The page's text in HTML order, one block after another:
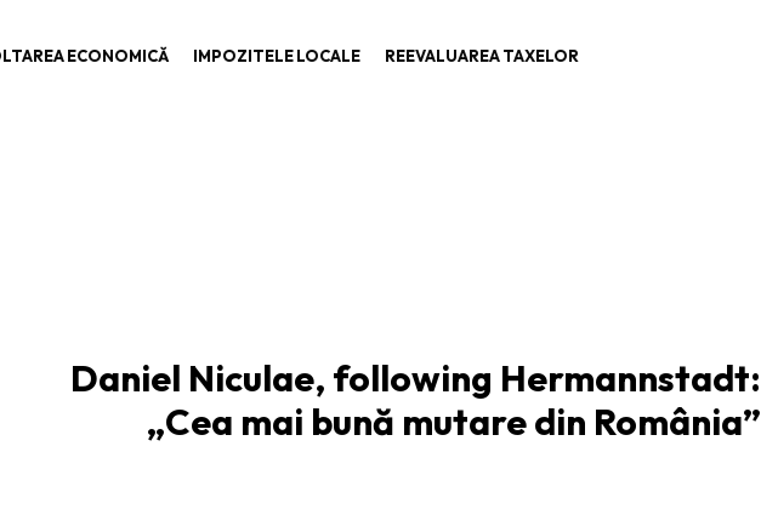
ECONOMICĂ IMPOZITELE LOCALE REEVALUAREA TAXELOR
Daniel Niculae, following Hermannstadt:
„Cea mai bună mutare din România”